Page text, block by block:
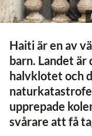
Haiti är en av
barn. Landet
halvklotet och
upprepade
svårare att få